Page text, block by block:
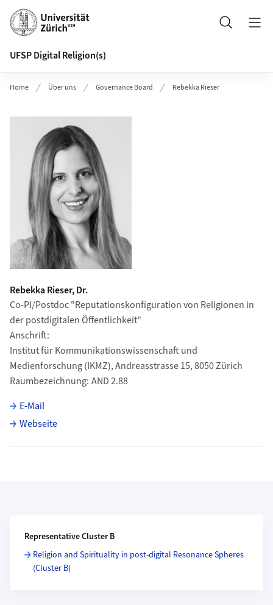
Header
Suche
UFSP Digital Religion(s)
Home Über uns Governance Board Rebekka Rieser
Rebekka Rieser, Dr.
Co-PI/Postdoc "Reputationskonfiguration von Religionen in
der postdigitalen Öffentlichkeit"
Anschrift
Institut für Kommunikationswissenschaft und
Medienforschung (IKMZ), Andreasstrasse 15, 8050 Zürich
Raumbezeichnung AND 2.88
E-Mail
Webseite
Representative Cluster B
Religion and Spirituality in post-digital Resonance Spheres
(Cluster B)